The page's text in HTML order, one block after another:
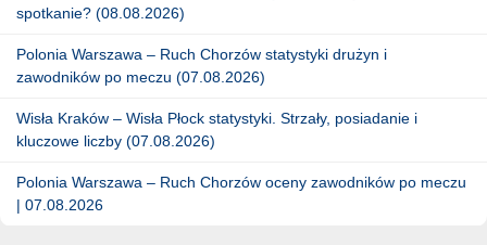
spotkanie? (08.08.2026)
Polonia Warszawa – Ruch Chorzów statystyki drużyn i
zawodników po meczu (07.08.2026)
Wisła Kraków – Wisła Płock statystyki. Strzały, posiadanie i
kluczowe liczby (07.08.2026)
Polonia Warszawa – Ruch Chorzów oceny zawodników po meczu
| 07.08.2026